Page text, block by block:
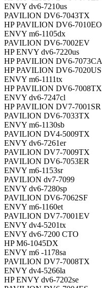
ENVY dv6-7210us
PAVILION DV6-7043TX
HP PAVILION DV6-7010EO
ENVY m6-1105dx
PAVILION DV6-7002EV
HP ENVY dv6-7220us
HP PAVILION DV6-7073CA
HP PAVILION DV6-7020US
ENVY m6-1111tx
HP PAVILION DV6-7008TX
ENVY dv6-7247cl
HP PAVILION DV7-7001SR
PAVILION DV6-7033TX
ENVY m6-1130sb
PAVILION DV4-5009TX
ENVY dv6-7261er
PAVILION DV7-7009TX
PAVILION DV6-7053ER
ENVY m6-1153sr
PAVILION dv7-7099
ENVY dv6-7280sp
PAVILION DV6-7062SF
ENVY m6-1160et
PAVILION DV7-7001EV
ENVY dv4-5201tx
ENVY dv6-7200 CTO
HP M6-1045DX
ENVY m6 -1178sa
PAVILION DV7-7008TX
ENVY dv4-5266la
HP ENVY dv6-7202se